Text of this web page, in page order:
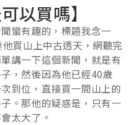
以買嗎】
蠻有趣的，標題我念一
買山上中古透天，網聽完
講一下這個新聞，就是有
，然後因為他已經40歲
到位，直接買一間山上的
。那他的疑惑是，只有一
太大了。